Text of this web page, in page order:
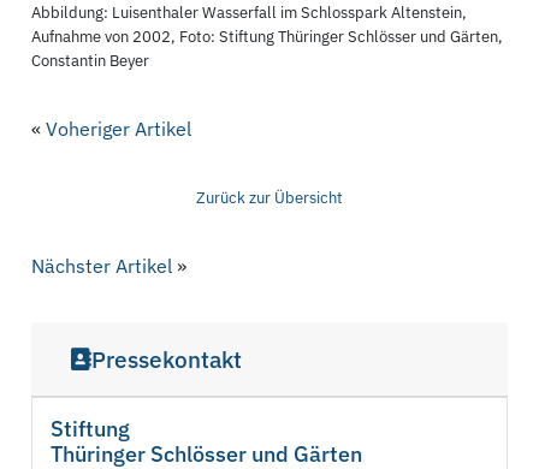
Abbildung: Luisenthaler Wasserfall im Schlosspark Altenstein,
Aufnahme von 2002, Foto: Stiftung Thüringer Schlösser und Gärten,
Constantin Beyer
«Voheriger Artikel
Zurück zur Übersicht
Nächster Artikel »
Pressekontakt
Stiftung
Thüringer Schlösser und Gärten